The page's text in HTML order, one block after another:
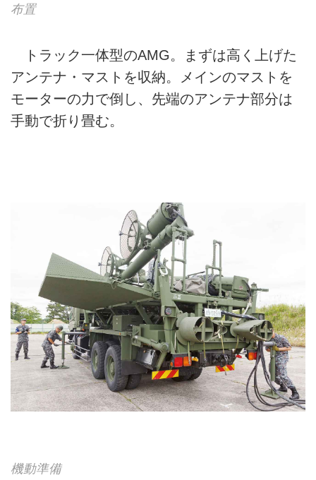
布置
トラック一体型のAMG。まずは高く上げた
アンテナ・マストを収納。メインのマストを
モーターの力で倒し、先端のアンテナ部分は
手動で折り畳む。
機動準備